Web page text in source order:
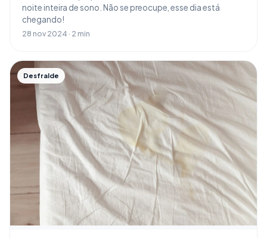
noite inteira de sono. Não se preocupe, esse dia está
chegando!
28 nov 2024 · 2 min
Desfralde